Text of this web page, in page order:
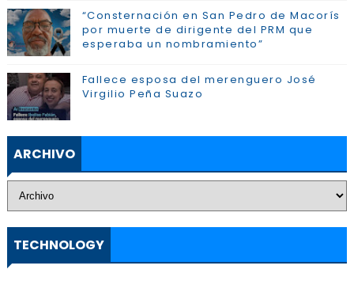
“Consternación en San Pedro de Macorís
por muerte de dirigente del PRM que
esperaba un nombramiento”
Fallece esposa del merenguero José
Virgilio Peña Suazo
ARCHIVO
TECHNOLOGY